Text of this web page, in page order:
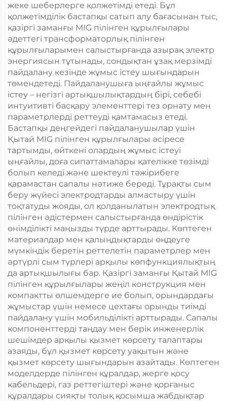
жеке шеберлерге қолжетімді етеді. Бұл
қолжетімділік бастапқы сатып алу бағасынан тыс,
қазіргі заманғы MIG пілінген құрылғылары
әдеттегі трансформаторлық пілінген
құрылғыларымен салыстырғанда азырақ электр
энергиясын тұтынады, сондықтан ұзақ мерзімді
пайдалану кезінде жұмыс істеу шығындарын
төмендетеді. Пайдаланушыға ыңғайлы жұмыс
істеу – негізгі артықшылықтардың бірі, себебі
интуитивті басқару элементтері тез орнату мен
параметрлерді реттеуді қамтамасыз етеді.
Бастапқы деңгейдегі пайдаланушылар үшін
Қытай MIG пілінген құрылғылары әсіресе
тартымды, өйткені олардың жұмыс істеуі
ыңғайлы, доға сипаттамалары қателікке төзімді
болып келеді және шектеулі тәжірибеге
қарамастан сапалы нәтиже береді. Тұрақты сым
беру жүйесі электродтарды алмастыру үшін
тоқтатуды жояды, ол қолданылатын электродтық
пілінген әдістермен салыстырғанда өндірістік
өнімділікті маңызды түрде арттырады. Көптеген
материалдар мен қалыңдықтарды өңдеуге
мүмкіндік беретін реттелетін параметрлер мен
әртүрлі сым түрлері арқылы көпфункциялықтың
да артықшылығы бар. Қазіргі заманғы Қытай MIG
пілінген құрылғылары жеңіл конструкция мен
компактты өлшемдерге ие болып, орындардағы
жұмыстар үшін немесе цехтағы орынды тиімді
пайдалану үшін мобильділікті арттырады. Сапалы
компоненттерді таңдау мен берік инженерлік
шешімдер арқылы қызмет көрсету талаптары
азаяды, бұл қызмет көрсету уақытын және
қызмет көрсету шығындарын азайтады. Көптеген
моделдерде пілінген құралдар, жерге қосу
кабельдері, газ реттегіштері және қорғаныс
құралдары сияқты толық қосымша жабдықтар